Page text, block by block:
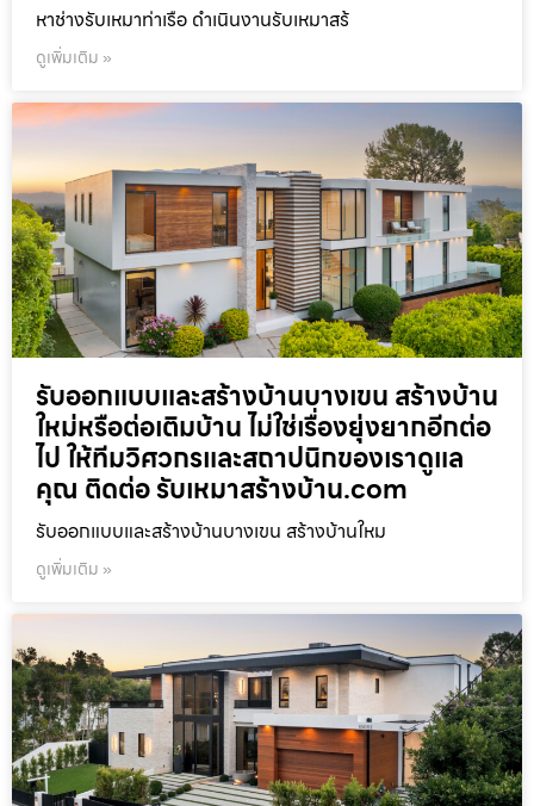
หาช่างรับเหมาท่าเรือ ดำเนินงานรับเหมาสร้
ดูเพิ่มเติม »
รับออกแบบและสร้างบ้านบางเขน สร้างบ้าน
ใหม่หรือต่อเติมบ้าน ไม่ใช่เรื่องยุ่งยากอีกต่อ
ไป ให้ทีมวิศวกรและสถาปนิกของเราดูแล
คุณ ติดต่อ รับเหมาสร้างบ้าน.com
รับออกแบบและสร้างบ้านบางเขน สร้างบ้านใหม
ดูเพิ่มเติม »